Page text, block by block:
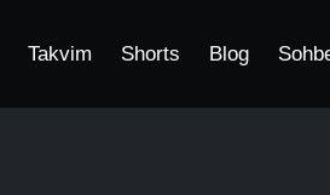
Takvim Shorts Blog